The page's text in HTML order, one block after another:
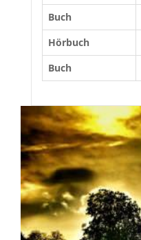
Buch
Hörbuch
Buch